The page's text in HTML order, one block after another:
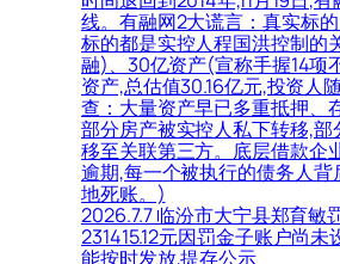
线。有融网2大谎言：真实标
标的都是实控人程国洪控制的
融)、30亿资产(宣称手握14项
资产,总估值30.16亿元,投资人
查：大量资产早已多重抵押、
部分房产被实控人私下转移,部
移至关联第三方。底层借款企
逾期,每一个被执行的债务人背
地死账。)
2026.7.7 临汾市大宁县郑育敏
231415.12元因罚金子账户尚未
能按时发放,提存公示